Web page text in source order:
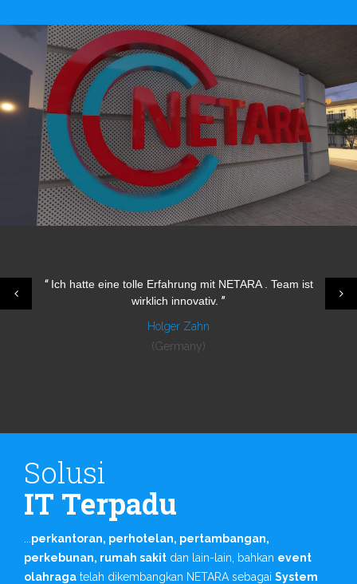
“ Ich hatte eine tolle Erfahrung mit NETARA . Team ist
wirklich innovativ. ”
Holger Zahn
(Germany)
Solusi
IT Terpadu
perkantoran, perhotelan, pertambangan,
perkebunan, rumah sakit dan lain-lain, bahkan event
olahraga telah dikembangkan NETARA sebagai System